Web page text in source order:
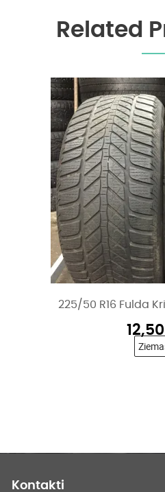
Related
225/50 R16 Fulda
12,50
Kontakti